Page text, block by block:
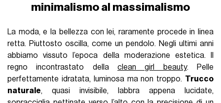
minimalismo al massimalismo
La moda, e la bellezza con lei, raramente procede in linea
retta. Piuttosto oscilla, come un pendolo. Negli ultimi anni
abbiamo vissuto l’epoca della moderazione estetica. Il
regno incontrastato della clean girl beauty. Pelle
perfettamente idratata, luminosa ma non troppo. Trucco
naturale, quasi invisibile, labbra appena lucidate,